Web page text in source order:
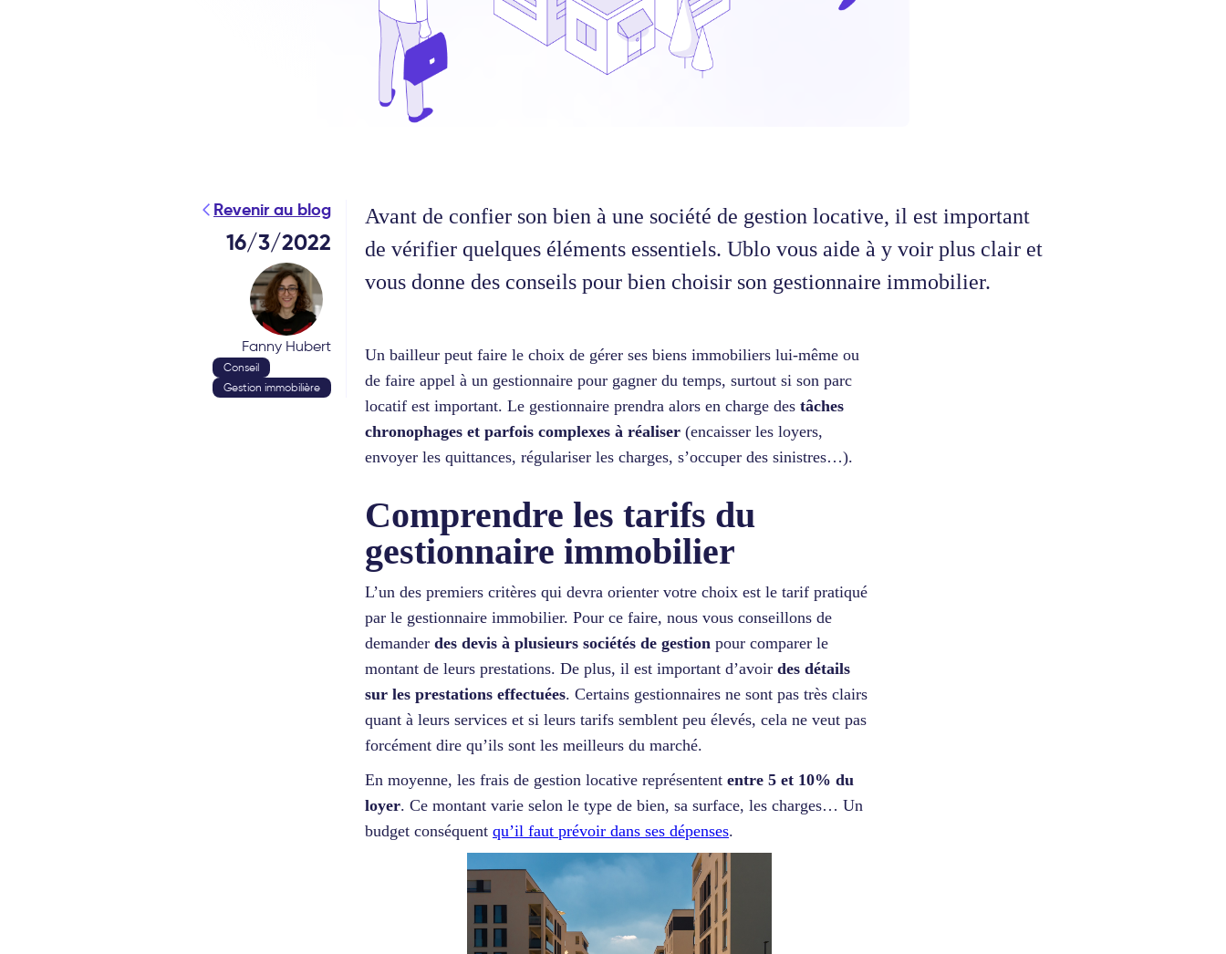
Revenir au blog
16/3/2022
Fanny Hubert
Conseil
Gestion immobilière
Avant de confier son bien à une société de gestion locative, il est important
de vérifier quelques éléments essentiels. Ublo vous aide à y voir plus clair et
vous donne des conseils pour bien choisir son gestionnaire immobilier.
Un bailleur peut faire le choix de gérer ses biens immobiliers lui-même ou
de faire appel à un gestionnaire pour gagner du temps, surtout si son parc
locatif est important. Le gestionnaire prendra alors en charge des tâches
chronophages et parfois complexes à réaliser (encaisser les loyers,
envoyer les quittances, régulariser les charges, s’occuper des sinistres…).
Comprendre les tarifs du
gestionnaire immobilier
L’un des premiers critères qui devra orienter votre choix est le tarif pratiqué
par le gestionnaire immobilier. Pour ce faire, nous vous conseillons de
demander des devis à plusieurs sociétés de gestion pour comparer le
montant de leurs prestations. De plus, il est important d’avoir des détails
sur les prestations effectuées. Certains gestionnaires ne sont pas très clairs
quant à leurs services et si leurs tarifs semblent peu élevés, cela ne veut pas
forcément dire qu’ils sont les meilleurs du marché.
En moyenne, les frais de gestion locative représentent entre 5 et 10% du
loyer. Ce montant varie selon le type de bien, sa surface, les charges… Un
budget conséquent qu’il faut prévoir dans ses dépenses.